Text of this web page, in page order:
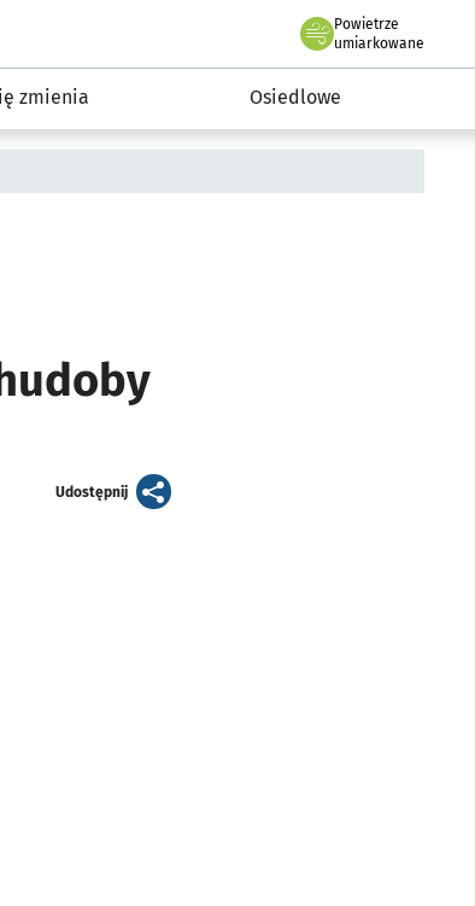
- miejskie inwestycje 2019-2032
Powietrze
we Wrocławiu
umiarkowane
zmienia Osiedlowe
Udostępnijartykuł